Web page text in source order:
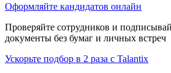
Оформляйте кандидатов онлайн
Проверяйте сотрудников и
документы без бумаг и личных встреч
Ускорьте подбор в 2 раза с Talantix